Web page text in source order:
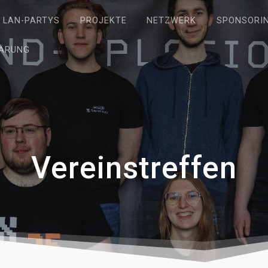
LAN-PARTYS PROJEKTE NETZWERK
Vereinstreffen